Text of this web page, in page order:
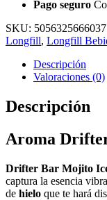
Pago seguro
SKU: 5056325666037
Longfill, Longfill
Descripción
Valoraciones (0)
Descripción
Aroma
Drifter Bar Mojito
captura la esencia
de hielo que te hará